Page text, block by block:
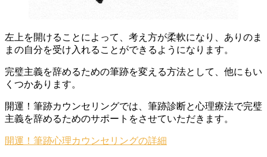
左上を開けることによって、考え方が柔軟になり、ありのま
まの自分を受け入れることができるようになります。
完璧主義を辞めるための筆跡を変える方法として、他にもい
くつかあります。
開運！筆跡カウンセリングでは、筆跡診断と心理療法で完璧
主義を辞めるためのサポートをさせていただきます。
開運！筆跡心理カウンセリングの詳細